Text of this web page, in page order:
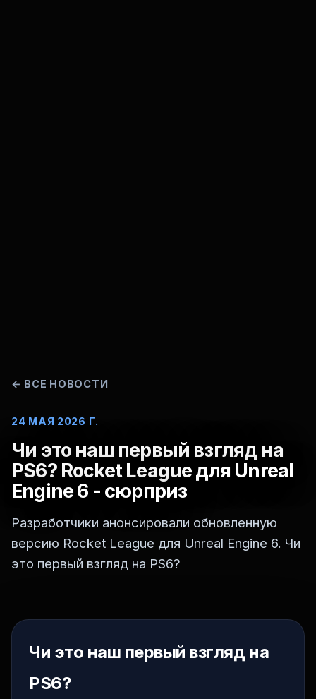
← ВСЕ НОВОСТИ
24 МАЯ 2026 Г.
Чи это наш первый взгляд на
PS6? Rocket League для Unreal
Engine 6 - сюрприз
Разработчики анонсировали обновленную
версию Rocket League для Unreal Engine 6. Чи
это первый взгляд на PS6?
Чи это наш первый взгляд на
PS6?